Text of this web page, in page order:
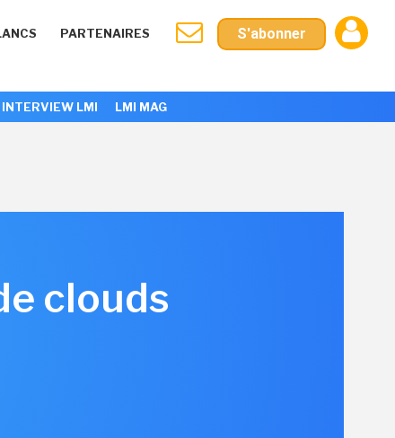
PARTENAIRES S'abonner
INTERVIEW LMI LMI MAG
clouds